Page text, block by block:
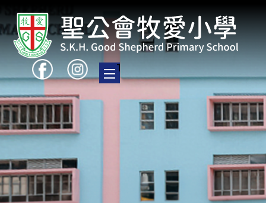
Toggle main menu visibility